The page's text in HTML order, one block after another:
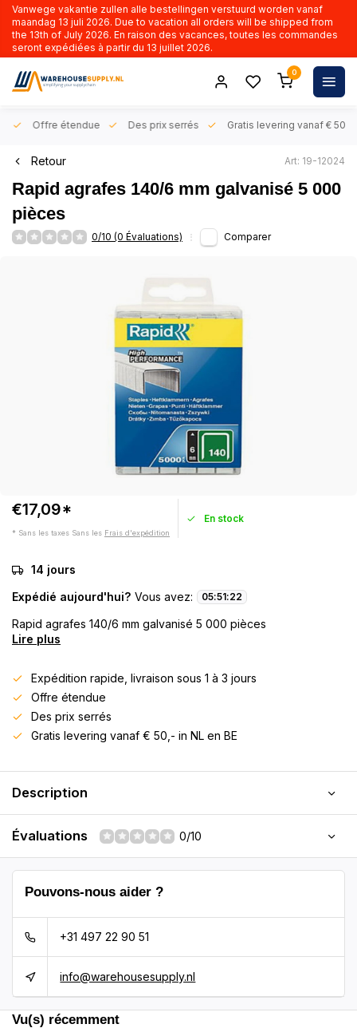
Vanwege vakantie zullen alle bestellingen verstuurd worden vanaf
maandag 13 juli 2026. Due to vacation all orders will be shipped from
the 13th of July 2026. En raison des vacances, toutes les commandes
seront expédiées à partir du 13 juillet 2026.
0
Offre étendue Des prix serrés Gratis levering vanaf € 50,-
Retour Art: 19-12024
Rapid agrafes 140/6 mm galvanisé 5 000
pièces
0/10 (0 Évaluations) Comparer
€17,09*
* Sans les taxes Sans les Frais d'expédition
En stock
14 jours
Expédié aujourd'hui? Vous avez: 05:51:21
Rapid agrafes 140/6 mm galvanisé 5 000 pièces
Lire plus
Expédition rapide, livraison sous 1 à 3 jours
Offre étendue
Des prix serrés
Gratis levering vanaf € 50,- in NL en BE
Description
Évaluations 0/10
Pouvons-nous aider ?
+31 497 22 90 51
info@warehousesupply.nl
Vu(s) récemment